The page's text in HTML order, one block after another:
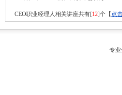
CEO职业经理人相关讲座共有[12]个【 点
专业